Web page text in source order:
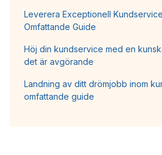
Leverera Exceptionell
Omfattande Guide
Höj din kundservice med en
det är avgörande
Landning av ditt drömjobb inom
omfattande guide